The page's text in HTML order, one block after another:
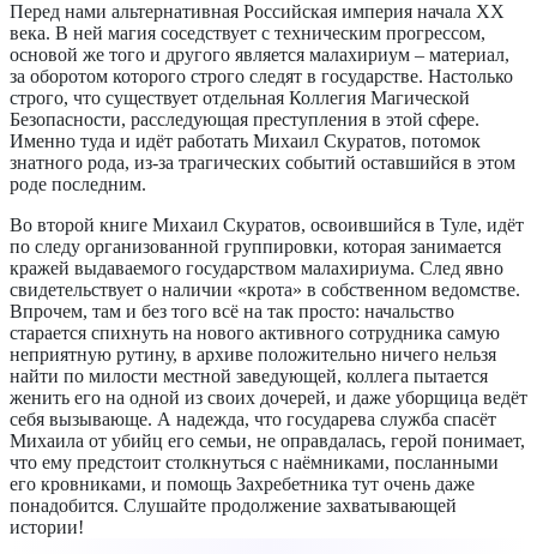
Перед нами альтернативная Российская империя начала XX
века. В ней магия соседствует с техническим прогрессом,
основой же того и другого является малахириум – материал,
за оборотом которого строго следят в государстве. Настолько
строго, что существует отдельная Коллегия Магической
Безопасности, расследующая преступления в этой сфере.
Именно туда и идёт работать Михаил Скуратов, потомок
знатного рода, из-за трагических событий оставшийся в этом
роде последним.
Во второй книге Михаил Скуратов, освоившийся в Туле, идёт
по следу организованной группировки, которая занимается
кражей выдаваемого государством малахириума. След явно
свидетельствует о наличии «крота» в собственном ведомстве.
Впрочем, там и без того всё на так просто: начальство
старается спихнуть на нового активного сотрудника самую
неприятную рутину, в архиве положительно ничего нельзя
найти по милости местной заведующей, коллега пытается
женить его на одной из своих дочерей, и даже уборщица ведёт
себя вызывающе. А надежда, что государева служба спасёт
Михаила от убийц его семьи, не оправдалась, герой понимает,
что ему предстоит столкнуться с наёмниками, посланными
его кровниками, и помощь Захребетника тут очень даже
понадобится. Слушайте продолжение захватывающей
истории!